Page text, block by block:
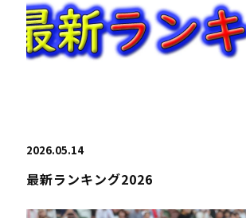
2026.05.14
最新ランキング2026